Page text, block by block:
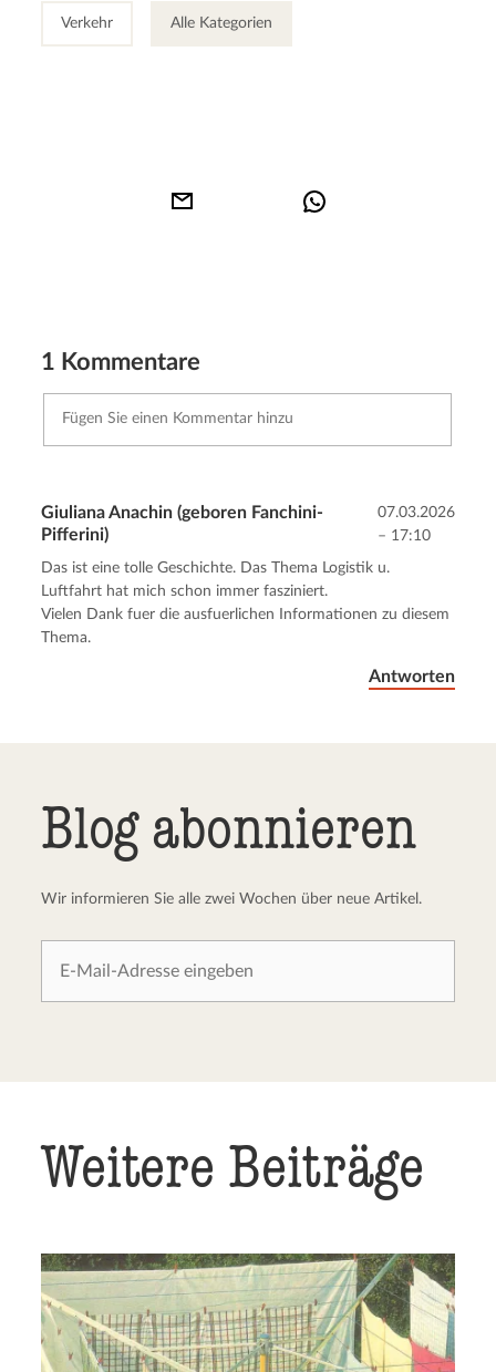
Verkehr Alle Kategorien
1 Kommentare
Abbrechen Kommentar senden
Giuliana Anachin (geboren Fanchini-
Pifferini)
07.03.2026
– 17:10
Das ist eine tolle Geschichte. Das Thema Logistik u.
Luftfahrt hat mich schon immer fasziniert.
Vielen Dank fuer die ausfuerlichen Informationen zu diesem
Thema.
Antworten
Blog abonnieren
Wir informieren Sie alle zwei Wochen über neue Artikel.
Weitere Beiträge